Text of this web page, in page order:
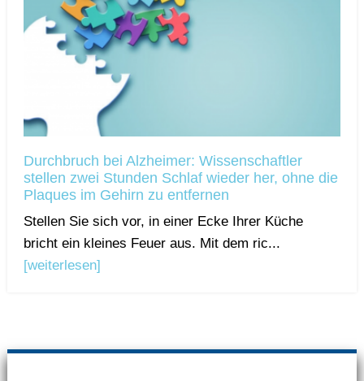
Durchbruch bei Alzheimer: Wissenschaftler
stellen zwei Stunden Schlaf wieder her, ohne die
Plaques im Gehirn zu entfernen
Stellen Sie sich vor, in einer Ecke Ihrer Küche
bricht ein kleines Feuer aus. Mit dem ric...
[weiterlesen]